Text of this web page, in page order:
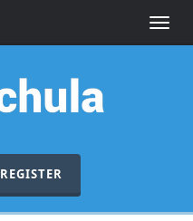
Toggle
REGISTER